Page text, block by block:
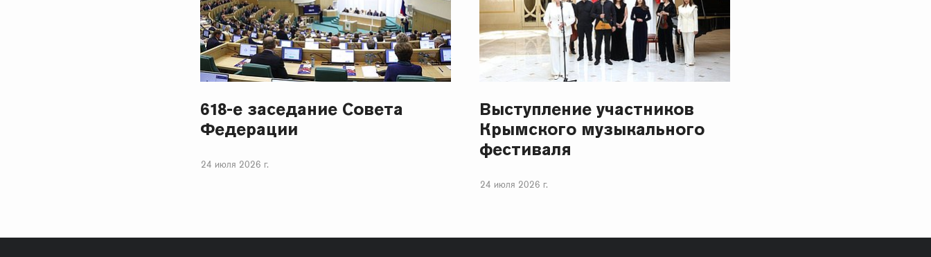
618-е заседание Совета
Федерации
24 июля 2026 г.
Выступление участников
Крымского музыкального
фестиваля
24 июля 2026 г.